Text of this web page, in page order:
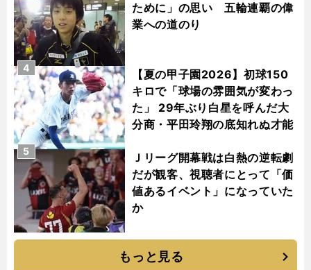
ために」の思い 五輪連覇の偉
業への道のり
【夏の甲子園2026】初球150
キロで「球場の雰囲気が変わっ
た」 29年ぶり白星を呼んだ大
分商・平田玲翔の底知れぬ才能
4
Ｊリーグ開幕戦は白熱の逆転劇
だが観客、視聴者にとって「価
値あるイベント」になっていた
か
5
もっと見る